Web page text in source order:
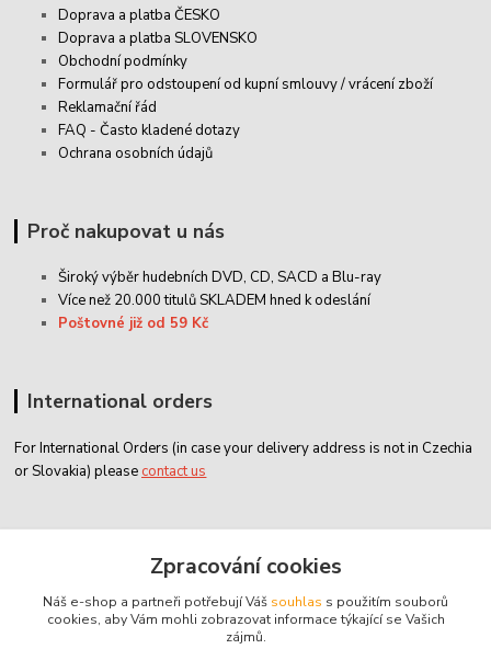
Doprava a platba ČESKO
Doprava a platba SLOVENSKO
Obchodní podmínky
Formulář pro odstoupení od kupní smlouvy / vrácení zboží
Reklamační řád
FAQ - Často kladené dotazy
Ochrana osobních údajů
Proč nakupovat u nás
Široký výběr hudebních DVD, CD,SACD a Blu-ray
Více než 20.000 titulů SKLADEM hned k odeslání
Poštovné již od 59 Kč
International orders
For International Orders (in case your delivery address is not in Czechia
or Slovakia) please contact us
classicdvd@classicdvd.cz
Zpracování cookies
Náš e-shop a partneři potřebují Váš souhlas s použitím souborů
cookies, aby Vám mohli zobrazovat informace týkající se Vašich
zájmů.